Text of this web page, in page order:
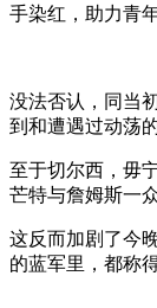
手染红，助力青
没法否认，同当
到和遭遇过动荡
至于切尔西，毋
芒特与詹姆斯一
这反而加剧了今
的蓝军里，都称